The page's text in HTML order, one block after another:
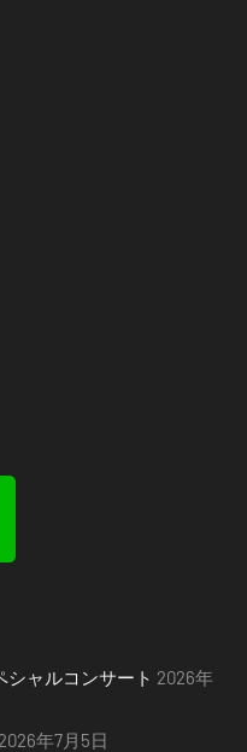
シャルコンサート 2026年
2026年7月5日